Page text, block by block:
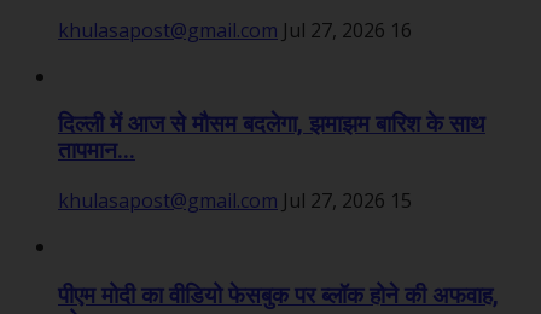
khulasapost@gmail.com Jul 27, 2026 16
दिल्ली में आज से मौसम बदलेगा, झमाझम बारिश के साथ
तापमान...
khulasapost@gmail.com Jul 27, 2026 15
पीएम मोदी का वीडियो फेसबुक पर ब्लॉक होने की अफवाह,